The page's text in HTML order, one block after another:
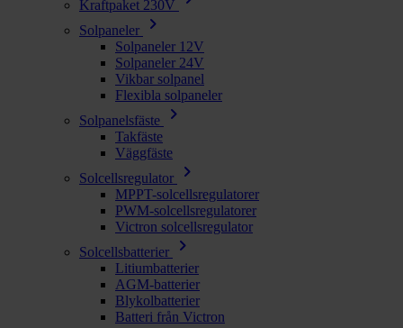
Kraftpaket 230V
Solpaneler chevron_right
Solpaneler 12V
Solpaneler 24V
Vikbar solpanel
Flexibla solpaneler
Solpanelsfäste
chevron_right
Takfäste
Väggfäste
Solcellsregulator
chevron_right
MPPT-solcellsregulatorer
PWM-solcellsregulatorer
Victron solcellsregulator
Solcellsbatterier
chevron_right
Litiumbatterier
AGM-batterier
Blykolbatterier
Batteri från Victron